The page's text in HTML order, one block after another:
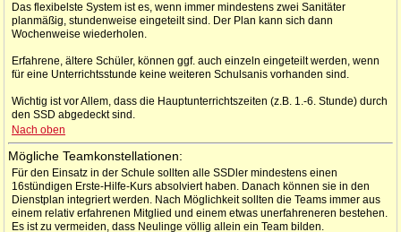
Das flexibelste System ist es, wenn immer mindestens zwei Sanitäter
planmäßig, stundenweise eingeteilt sind. Der Plan kann sich dann
Wochenweise wiederholen.
Erfahrene, ältere Schüler, können ggf. auch einzeln eingeteilt werden, wenn
für eine Unterrichtsstunde keine weiteren Schulsanis vorhanden sind.
Wichtig ist vor Allem, dass die Hauptunterrichtszeiten (z.B. 1.-6. Stunde) durch
den SSD abgedeckt sind.
Nach oben
Mögliche Teamkonstellationen:
Für den Einsatz in der Schule sollten alle SSDler mindestens einen
16stündigen Erste-Hilfe-Kurs absolviert haben. Danach können sie in den
Dienstplan integriert werden. Nach Möglichkeit sollten die Teams immer aus
einem relativ erfahrenen Mitglied und einem etwas unerfahreneren bestehen.
Es ist zu vermeiden, dass Neulinge völlig allein ein Team bilden.